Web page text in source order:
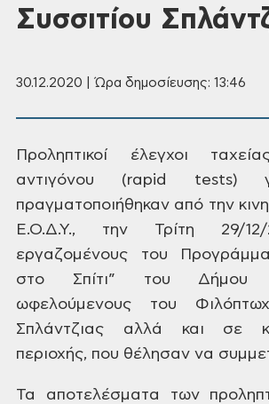
Συσσιτίου
30.12.2020 | Ώρα δημοσίευσης: 13:46
Προληπτικοί έλεγχοι
αντιγόνου (rapid tests)
πραγματοποιήθηκαν από την
Ε.Ο.Δ.Υ., την Τρίτη 29/12/
εργαζομένους του
στο Σπίτι” του Δήμου
ωφελούμενους του
Σπλάντζιας αλλά και σε
περιοχής, που θέλησαν να
Τα αποτελέσματα των